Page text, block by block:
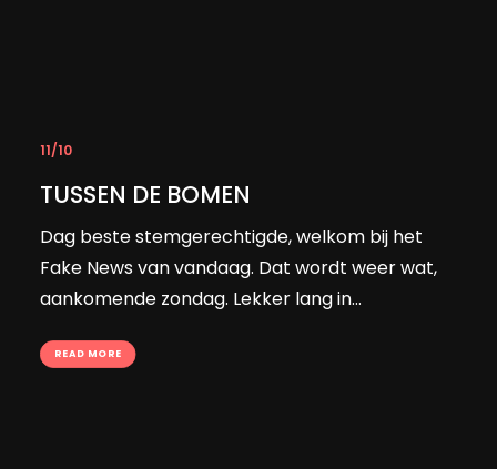
11/10
TUSSEN DE BOMEN
Dag beste stemgerechtigde, welkom bij het
Fake News van vandaag. Dat wordt weer wat,
aankomende zondag. Lekker lang in…
READ MORE